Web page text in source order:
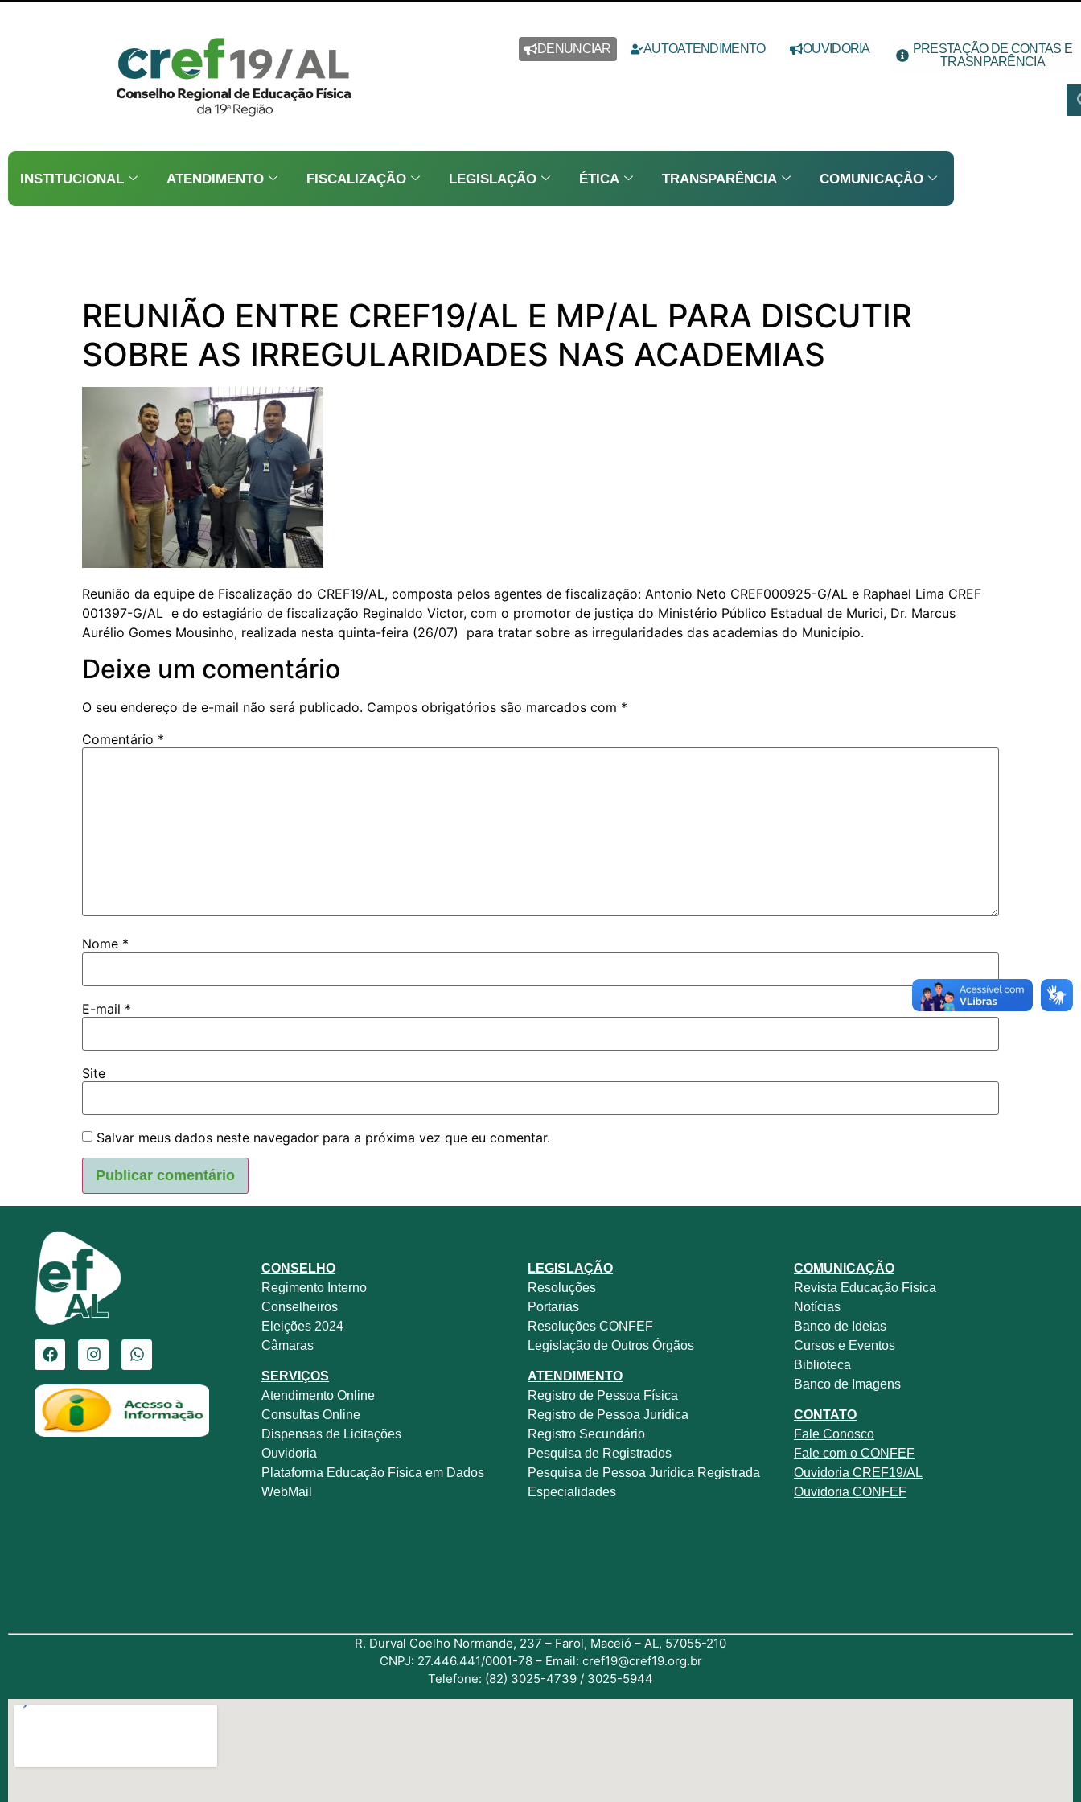
OUVIDORIA
DENUNCIAR AUTOATENDIMENTO
PRESTAÇÃO DE CONTAS E
TRASNPARÊNCIA
INSTITUCIONAL ATENDIMENTO FISCALIZAÇÃO LEGISLAÇÃO ÉTICA TRANSPARÊNCIA COMUNICAÇÃO
REUNIÃO ENTRE CREF19/AL E MP/AL PARA DISCUTIR
SOBRE AS IRREGULARIDADES NAS ACADEMIAS
Reunião da equipe de Fiscalização do CREF19/AL, composta pelos agentes de fiscalização: Antonio Neto CREF000925-G/AL e Raphael Lima CREF
001397-G/AL e do estagiário de fiscalização Reginaldo Victor, com o promotor de justiça do Ministério Público Estadual de Murici, Dr. Marcus
Aurélio Gomes Mousinho, realizada nesta quinta-feira (26/07) para tratar sobre as irregularidades das academias do Município.
Deixe um comentário
O seu endereço de e-mail não será publicado. Campos obrigatórios são marcados com *
Comentário *
Nome *
E-mail *
Site
Salvar meus dados neste navegador para a próxima vez que eu comentar.
CONSELHO
Regimento Interno
Conselheiros
Eleições 2024
Câmaras
SERVIÇOS
Atendimento Online
Consultas Online
Dispensas de Licitações
Ouvidoria
Plataforma Educação Física em Dados
WebMail
LEGISLAÇÃO
Resoluções
Portarias
Resoluções CONFEF
Legislação de Outros Órgãos
ATENDIMENTO
Registro de Pessoa Física
Registro de Pessoa Jurídica
Registro Secundário
Pesquisa de Registrados
Pesquisa de Pessoa Jurídica Registrada
Especialidades
COMUNICAÇÃO
Revista Educação Física
Notícias
Banco de Ideias
Cursos e Eventos
Biblioteca
Banco de Imagens
CONTATO
Fale Conosco
Fale com o CONFEF
Ouvidoria CREF19/AL
Ouvidoria CONFEF
R. Durval Coelho Normande, 237 – Farol, Maceió – AL, 57055-210
CNPJ: 27.446.441/0001-78 – Email: cref19@cref19.org.br
Telefone: (82) 3025-4739 / 3025-5944